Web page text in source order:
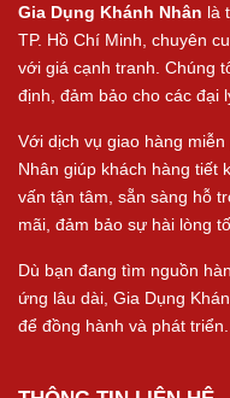
Gia Dụng Khánh Nhân là
TP. Hồ Chí Minh, chuyên
với giá cạnh tranh. Chúng
định, đảm bảo cho các đại
Với dịch vụ giao hàng
Nhân giúp khách hàng tiết
vấn tận tâm, sẵn sàng hỗ
mãi, đảm bảo sự hài lòng
Dù bạn đang tìm nguồn
ứng lâu dài, Gia Dụng
để đồng hành và phát triển.